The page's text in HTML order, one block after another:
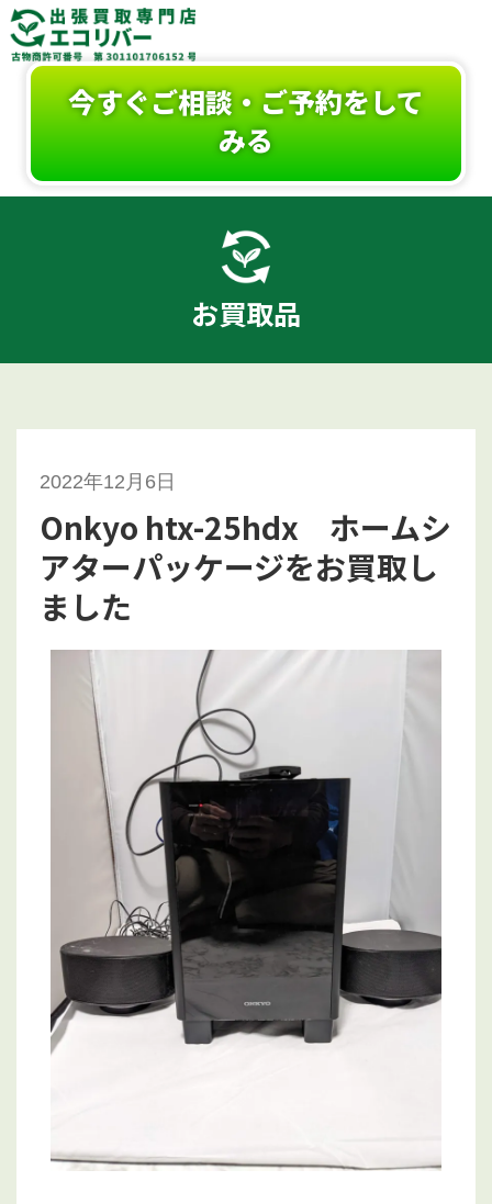
今すぐご相談・ご予約をして
みる
お買取品
2022年12月6日
Onkyo htx-25hdx ホームシ
アターパッケージをお買取し
ました